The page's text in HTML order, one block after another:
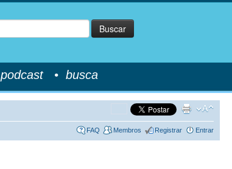
Buscar
podcast• busca
FAQ Membros Registrar Entrar